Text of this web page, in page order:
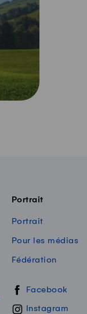
Portrait
Portrait
Pour les médias
Fédération
Swissmilk sur les
Facebook
Instagram